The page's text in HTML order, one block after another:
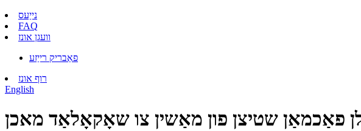
נייַעס
FAQ
וועגן אונז
פאַבריק רייַזע
רוף אונז
English
פאַכמאַן שטיצן פון מאַשין צו שאָקאָלאַד מאכן